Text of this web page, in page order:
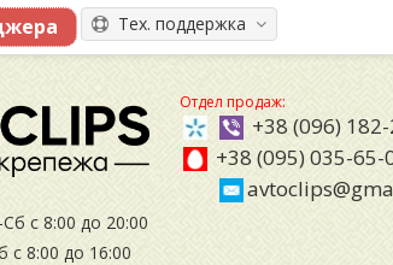
Тех. поддержка
с 8:00 до 20:00
с 8:00 до 16:00
Отдел продаж:
+38 (096)
+38 (095) 035-65-